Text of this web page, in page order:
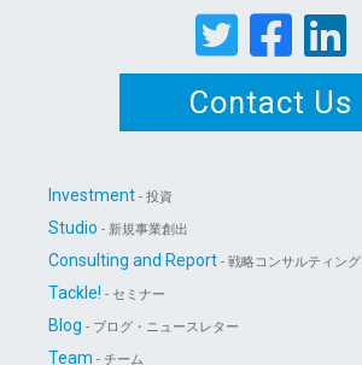
Contact Us
Investment - 投資
Studio - 新規事業創出
Consulting and Report - 戦略コンサルティング
Tackle! - セミナー
Blog - ブログ・ニュースレター
Team - チーム